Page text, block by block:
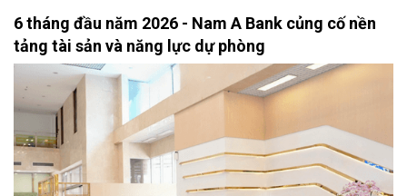
6 tháng đầu năm 2026 - Nam A Bank củng cố nền
tảng tài sản và năng lực dự phòng